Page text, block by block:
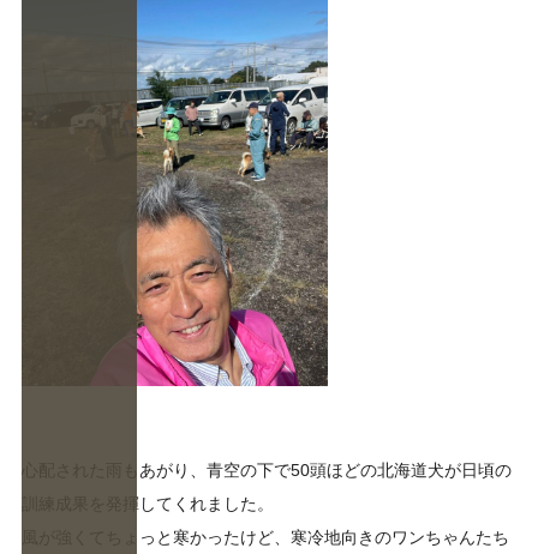
心配された雨もあがり、青空の下で50頭ほどの北海道犬が日頃の
訓練成果を発揮してくれました。
風が強くてちょっと寒かったけど、寒冷地向きのワンちゃんたち